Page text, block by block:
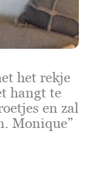
het rekje
hangt te
en zal
Monique”